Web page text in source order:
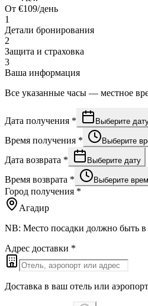
От €109/день
1
Детали бронирования
2
Защита и страховка
3
Ваша информация
Все указанные часы — местное
Дата получения * Выберите
Время получения * Выберите
Дата возврата * Выберите дату
Время возврата * Выберите
Город получения *
Агадир
NB: Место посадки должно быть
Адрес доставки *
Доставка в ваш отель или аэропорт